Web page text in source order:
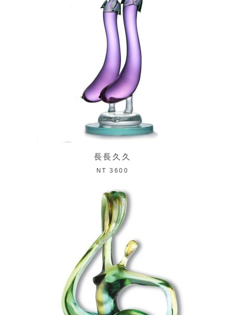
長長久久
NT 3600